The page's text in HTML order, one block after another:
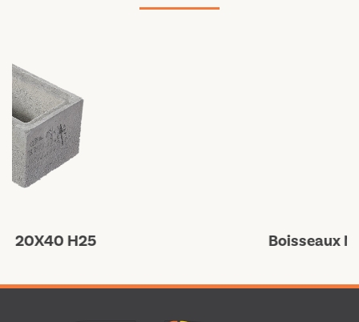
Boisseaux NF 30X50 H25